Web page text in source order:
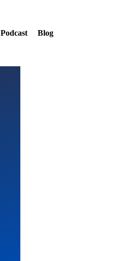
Podcast Blog